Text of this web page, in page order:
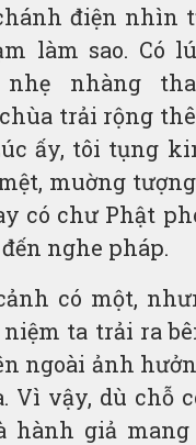
điện nhìn
làm sao. Có
nhàng
trải rộng
ấy, tôi tụng
muờng
có chư Phật
nghe pháp.
có một,
ta trải ra
ngoài ảnh
Vì vậy, dù chỗ
hành giả